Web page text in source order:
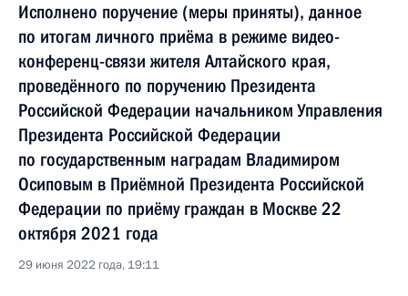
Исполнено поручение (меры приняты), данное
по итогам личного приёма в режиме видео-
конференц-связи жителя Алтайского края,
проведённого по поручению Президента
Российской Федерации начальником Управления
Президента Российской Федерации
по государственным наградам Владимиром
Осиповым в Приёмной Президента Российской
Федерации по приёму граждан в Москве 22
октября 2021 года
29 июня 2022 года, 19:11